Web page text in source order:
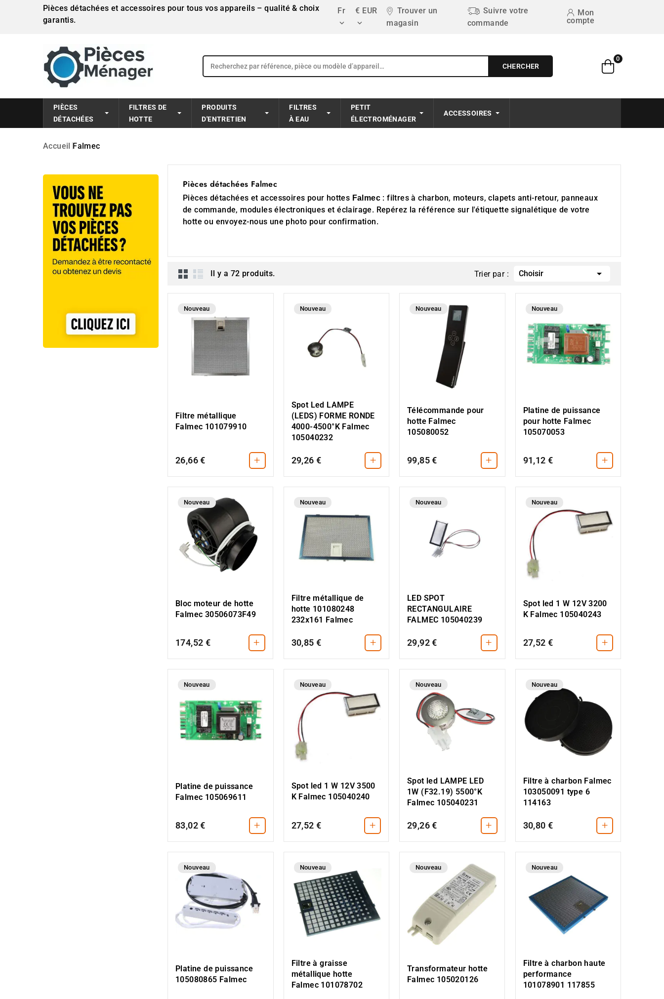
Pièces détachées et accessoires pour tous vos appareils – qualité & choix
garantis.
Fr

€ EUR

Trouver un
magasin
Suivre votre
commande
Mon
compte
CHERCHER
0
PIÈCES
DÉTACHÉES
FILTRES DE
HOTTE
PRODUITS
D'ENTRETIEN
FILTRES
À EAU
PETIT
ÉLECTROMÉNAGER
ACCESSOIRES
Accueil Falmec
Pièces détachées Falmec
Pièces détachées et accessoires pour hottes Falmec : filtres à charbon, moteurs, clapets anti-retour, panneaux
de commande, modules électroniques et éclairage. Repérez la référence sur l'étiquette signalétique de votre
hotte ou envoyez-nous une photo pour confirmation.
Il y a 72 produits. Trier par : Choisir 
Nouveau
Filtre métallique
Falmec 101079910
26,66 € +
Nouveau
Spot Led LAMPE
(LEDS) FORME RONDE
4000-4500°K Falmec
105040232
29,26 € +
Nouveau
Télécommande pour
hotte Falmec
105080052
99,85 € +
Nouveau
Platine de puissance
pour hotte Falmec
105070053
91,12 € +
Nouveau
Bloc moteur de hotte
Falmec 30506073F49
174,52 € +
Nouveau
Filtre métallique de
hotte 101080248
232x161 Falmec
30,85 € +
Nouveau
LED SPOT
RECTANGULAIRE
FALMEC 105040239
29,92 € +
Nouveau
Spot led 1 W 12V 3200
K Falmec 105040243
27,52 € +
Nouveau
Platine de puissance
Falmec 105069611
83,02 € +
Nouveau
Spot led 1 W 12V 3500
K Falmec 105040240
27,52 € +
Nouveau
Spot led LAMPE LED
1W (F32.19) 5500°K
Falmec 105040231
29,26 € +
Nouveau
Filtre à charbon Falmec
103050091 type 6
114163
30,80 € +
Nouveau
Platine de puissance
105080865 Falmec
Nouveau
Filtre à graisse
métallique hotte
Falmec 101078702
Nouveau
Transformateur hotte
Falmec 105020126
Nouveau
Filtre à charbon haute
performance
101078901 117855